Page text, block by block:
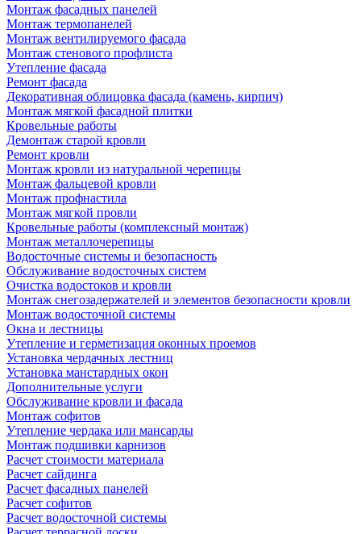
Монтаж фасадных панелей
Монтаж термопанелей
Монтаж вентилируемого фасада
Монтаж стенового профлиста
Утепление фасада
Ремонт фасада
Декоративная облицовка фасада (камень, кирпич)
Монтаж мягкой фасадной плитки
Кровельные работы
Демонтаж старой кровли
Ремонт кровли
Монтаж кровли из натуральной черепицы
Монтаж фальцевой кровли
Монтаж профнастила
Монтаж мягкой провли
Кровельные работы (комплексный монтаж)
Монтаж металлочерепицы
Водосточные системы и безопасность
Обслуживание водосточных систем
Очистка водостоков и кровли
Монтаж снегозадержателей и элементов безопасности кровли
Монтаж водосточной системы
Окна и лестницы
Утепление и герметизация оконных проемов
Установка чердачных лестниц
Установка манстардных окон
Дополнительные услуги
Обслуживание кровли и фасада
Монтаж софитов
Утепление чердака или мансарды
Монтаж подшивки карнизов
Расчет стоимости материала
Расчет сайдинга
Расчет фасадных панелей
Расчет софитов
Расчет водосточной системы